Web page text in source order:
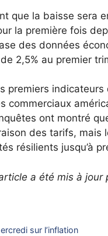
que la baisse sera
la première fois
des données
2,5% au premier
premiers
commerciaux
ont montré
des tarifs,
résilients jusqu’à
a été mis à
sur l’inflation